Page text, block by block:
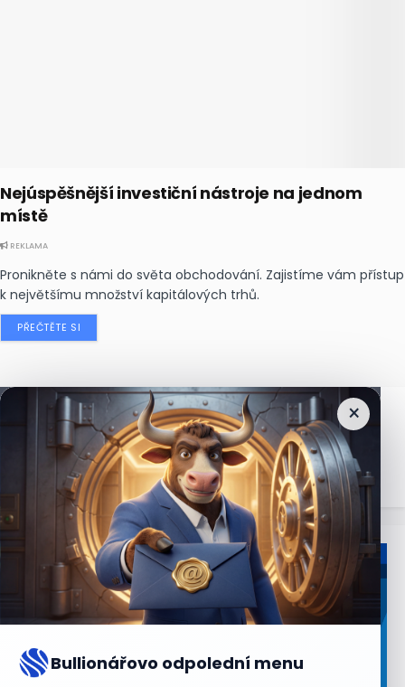
Nejúspěšnější investiční nástroje na jednom
místě
REKLAMA
Pronikněte s námi do světa obchodování. Zajistíme vám přístup
k největšímu množství kapitálových trhů.
PŘEČTĚTE SI
×
Bullionářovo odpolední menu
Nejčtenějšízprávy